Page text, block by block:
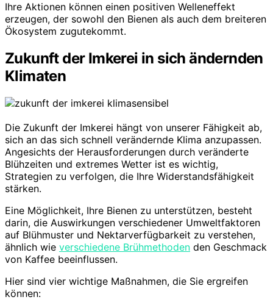
Ihre Aktionen können einen positiven Welleneffekt
erzeugen, der sowohl den Bienen als auch dem breiteren
Ökosystem zugutekommt.
Zukunft der Imkerei in sich ändernden
Klimaten
Die Zukunft der Imkerei hängt von unserer Fähigkeit ab,
sich an das sich schnell verändernde Klima anzupassen.
Angesichts der Herausforderungen durch veränderte
Blühzeiten und extremes Wetter ist es wichtig,
Strategien zu verfolgen, die Ihre Widerstandsfähigkeit
stärken.
Eine Möglichkeit, Ihre Bienen zu unterstützen, besteht
darin, die Auswirkungen verschiedener Umweltfaktoren
auf Blühmuster und Nektarverfügbarkeit zu verstehen,
ähnlich wie verschiedene Brühmethoden den Geschmack
von Kaffee beeinflussen.
Hier sind vier wichtige Maßnahmen, die Sie ergreifen
können: